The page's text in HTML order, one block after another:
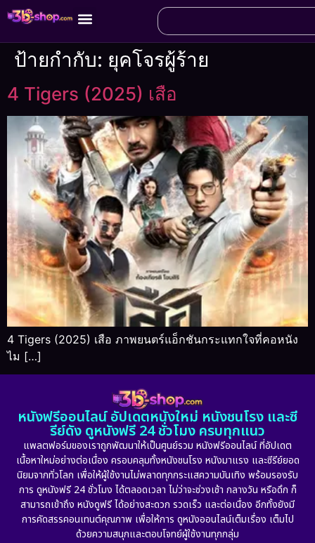
ป้ายกำกับ: ยุคโจรผู้ร้าย
4 Tigers (2025) เสือ
4 Tigers (2025) เสือ ภาพยนตร์แอ็กชันกระแทกใจที่คอหนัง
ไม […]
หนังฟรีออนไลน์ อัปเดตหนังใหม่ หนังชนโรง และซี
รีย์ดัง ดูหนังฟรี 24 ชั่วโมง ครบทุกแนว
แพลตฟอร์มของเราถูกพัฒนาให้เป็นศูนย์รวม หนังฟรีออนไลน์ ที่อัปเดต
เนื้อหาใหม่อย่างต่อเนื่อง ครอบคลุมทั้งหนังชนโรง หนังมาแรง และซีรีย์ยอด
นิยมจากทั่วโลก เพื่อให้ผู้ใช้งานไม่พลาดทุกกระแสความบันเทิง พร้อมรองรับ
การ ดูหนังฟรี 24 ชั่วโมง ได้ตลอดเวลา ไม่ว่าจะช่วงเช้า กลางวัน หรือดึก ก็
สามารถเข้าถึง หนังดูฟรี ได้อย่างสะดวก รวดเร็ว และต่อเนื่อง อีกทั้งยังมี
การคัดสรรคอนเทนต์คุณภาพ เพื่อให้การ ดูหนังออนไลน์เต็มเรื่อง เต็มไป
ด้วยความสนุกและตอบโจทย์ผู้ใช้งานทุกกลุ่ม